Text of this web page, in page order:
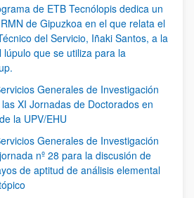
de ETB Tecnólopis dedica un
de Gipuzkoa en el que relata el
del Servicio, Iñaki Santos, a la
que se utiliza para la
Generales de Investigación
XI Jornadas de Doctorados en
la UPV/EHU
Generales de Investigación
nº 28 para la discusión de
de aptitud de análisis elemental